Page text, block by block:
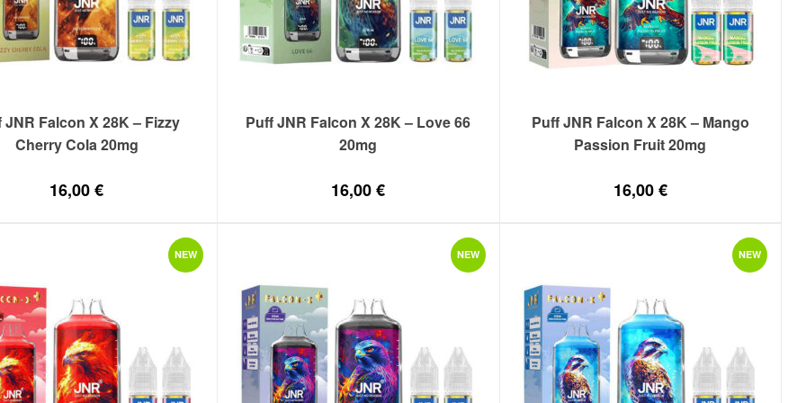
JNR Falcon X 28K – Fizzy
Cherry Cola 20mg
16,00€
Puff JNR Falcon X 28K – Love 66
20mg
16,00€
Puff JNR Falcon X 28K – Mango
Passion Fruit 20mg
16,00€
NEW NEW NEW